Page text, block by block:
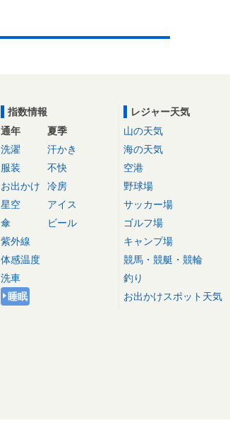
指数情報
通年
洗濯
服装
お出かけ
星空
傘
紫外線
体感温度
洗車
睡眠
夏季
汗かき
不快
冷房
アイス
ビール
レジャー天気
山の天気
海の天気
空港
野球場
サッカー場
ゴルフ場
キャンプ場
競馬・競艇・競輪
釣り
お出かけスポット天気